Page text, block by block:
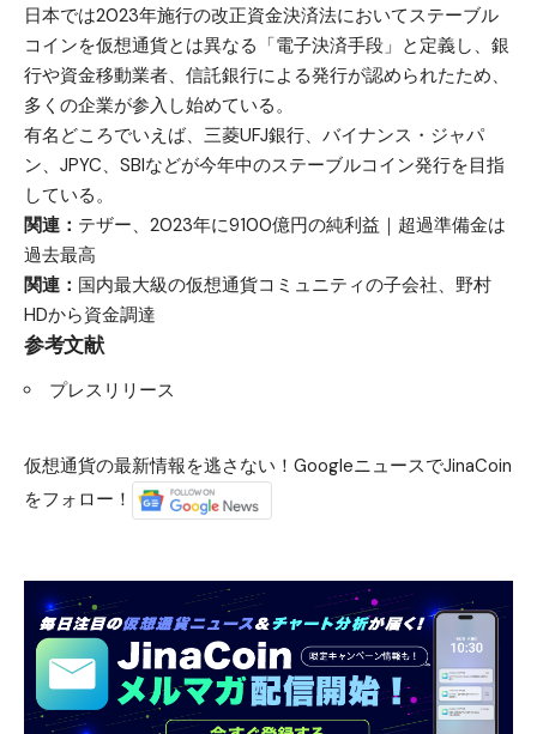
日本では2023年施行の改正資金決済法においてステーブル
コインを仮想通貨とは異なる「電子決済手段」と定義し、銀
行や資金移動業者、信託銀行による発行が認められたため、
多くの企業が参入し始めている。
有名どころでいえば、三菱UFJ銀行、バイナンス・ジャパ
ン、JPYC、SBIなどが今年中のステーブルコイン発行を目指
している。
関連： テザー、2023年に9100億円の純利益｜超過準備金は
過去最高
関連： 国内最大級の仮想通貨コミュニティの子会社、野村
HDから資金調達
参考文献
プレスリリース
仮想通貨の最新情報を逃さない！GoogleニュースでJinaCoin
をフォロー！